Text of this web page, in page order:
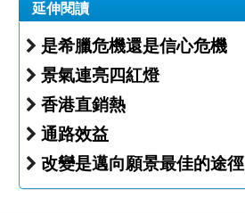
延伸閱讀
是希臘危機還是信心危機
景氣連亮四紅燈
香港直銷熱
通路效益
改變是邁向願景最佳的途徑